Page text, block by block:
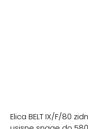
Elica BELT IX/F/80